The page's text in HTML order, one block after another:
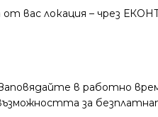
вас локация – чрез
в работно
за